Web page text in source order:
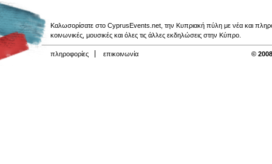
Καλωσορίσατε στο CyprusEvents.net, την Κυπριακή πύλη με νέα και
κοινωνικές, μουσικές και όλες τις άλλες εκδηλώσεις στην Κύπρο.
πληροφορίες επικοινωνία ©